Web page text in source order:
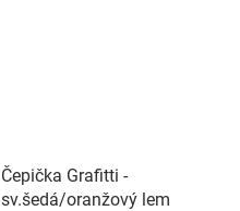
Čepička Grafitti -
sv.šedá/oranžový lem